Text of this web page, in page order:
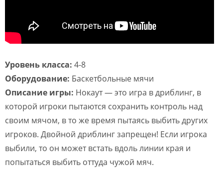
Уровень класса: 4-8
Оборудование: Баскетбольные мячи
Описание игры: Нокаут — это игра в дриблинг, в
которой игроки пытаются сохранить контроль над
своим мячом, в то же время пытаясь выбить других
игроков. Двойной дриблинг запрещен! Если игрока
выбили, то он может встать вдоль линии края и
попытаться выбить оттуда чужой мяч.